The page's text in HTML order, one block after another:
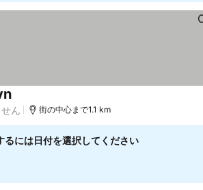
料金を表示
ん 街の中心まで1.1 km
るには日付を選択してください